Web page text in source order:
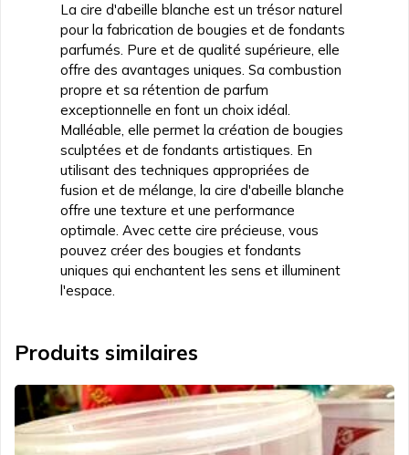
La cire d'abeille blanche est un trésor naturel
pour la fabrication de bougies et de fondants
parfumés. Pure et de qualité supérieure, elle
offre des avantages uniques. Sa combustion
propre et sa rétention de parfum
exceptionnelle en font un choix idéal.
Malléable, elle permet la création de bougies
sculptées et de fondants artistiques. En
utilisant des techniques appropriées de
fusion et de mélange, la cire d'abeille blanche
offre une texture et une performance
optimale. Avec cette cire précieuse, vous
pouvez créer des bougies et fondants
uniques qui enchantent les sens et illuminent
l'espace.
Produits similaires